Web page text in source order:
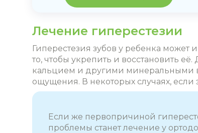
Лечение гиперестезии
Гиперестезия зубов у ребенка
то, чтобы укрепить и восстановить
кальцием и другими минеральными
ощущения. В некоторых случаях,
Если же первопричиной
проблемы станет лечение у